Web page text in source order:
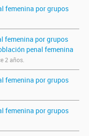
femenina por grupos
femenina por grupos
penal femenina
2 años.
femenina por grupos
femenina por grupos